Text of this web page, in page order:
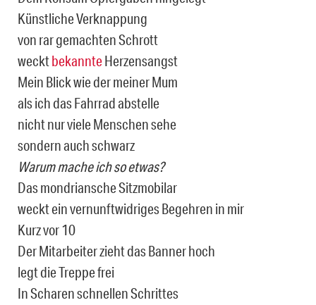
Künstliche Verknappung
von rar gemachten Schrott
wecktbekannteHerzensangst
Mein Blick wie der meiner Mum
als ich das Fahrrad abstelle
nicht nur viele Menschen sehe
sondern auch schwarz
Warum mache ich so etwas?
Das mondriansche Sitzmobilar
weckt ein vernunftwidriges Begehren in mir
Kurz vor 10
Der Mitarbeiter zieht das Banner hoch
legt die Treppe frei
In Scharen schnellen Schrittes